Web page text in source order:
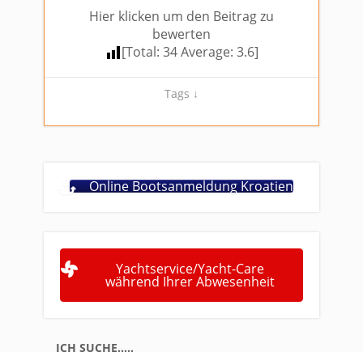
Hier klicken um den Beitrag zu
bewerten
[Total: 34Average: 3.6]
Tags ↓
Online Bootsanmeldung Kroatien
Yachtservice/Yacht-Care
während Ihrer Abwesenheit
ICH SUCHE…..